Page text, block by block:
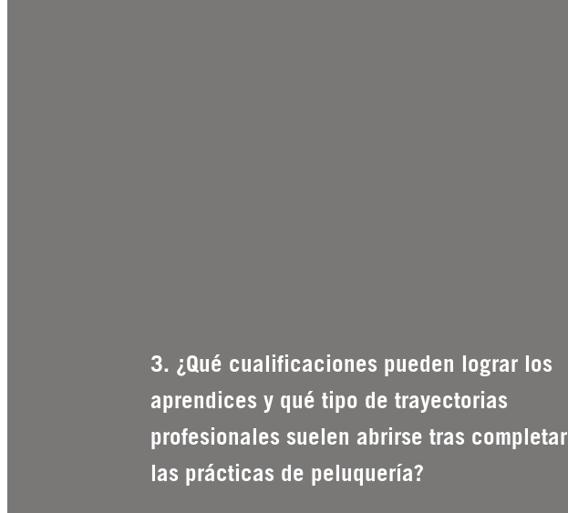
3. ¿Qué cualificaciones pueden lograr los
aprendices y qué tipo de trayectorias
profesionales suelen abrirse tras completar
las prácticas de peluquería?